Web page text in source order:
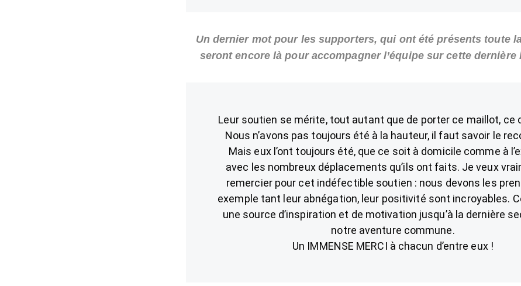
Un dernier mot pour les supporters, qui ont été présents toute
seront encore là pour accompagner l’équipe sur cette
Leur soutien se mérite, tout autant que de porter ce maillot, ce
Nous n’avons pas toujours été à la hauteur, il faut savoir le
Mais eux l’ont toujours été, que ce soit à domicile comme à
avec les nombreux déplacements qu’ils ont faits. Je veux
remercier pour cet indéfectible soutien : nous devons les
exemple tant leur abnégation, leur positivité sont incroyables.
une source d’inspiration et de motivation jusqu’à la dernière
notre aventure commune.
Un IMMENSE MERCI à chacun d’entre eux !